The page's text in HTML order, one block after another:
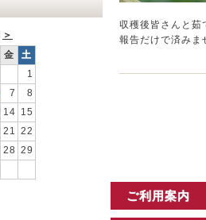
＞
金
土
1
7
8
14 15
21 22
28 29
収穫後皆さんと茹
報告だけで済みま
ご利用案内